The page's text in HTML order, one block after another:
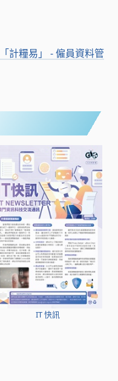
計糧易」 - 僱員資料管
IT 快訊